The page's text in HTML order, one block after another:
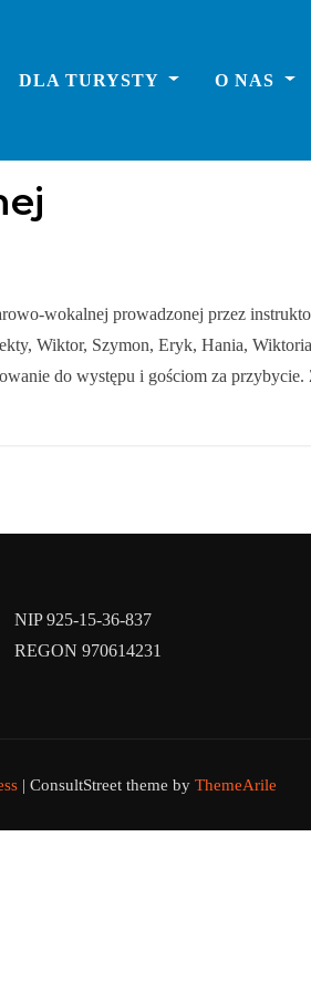
DLA TURYSTY O NAS
wokalnej prowadzonej przez
Wiktor, Szymon, Eryk, Hania,
do występu i gościom za
NIP 925-15-36-837
REGON 970614231
| ConsultStreet theme by ThemeArile